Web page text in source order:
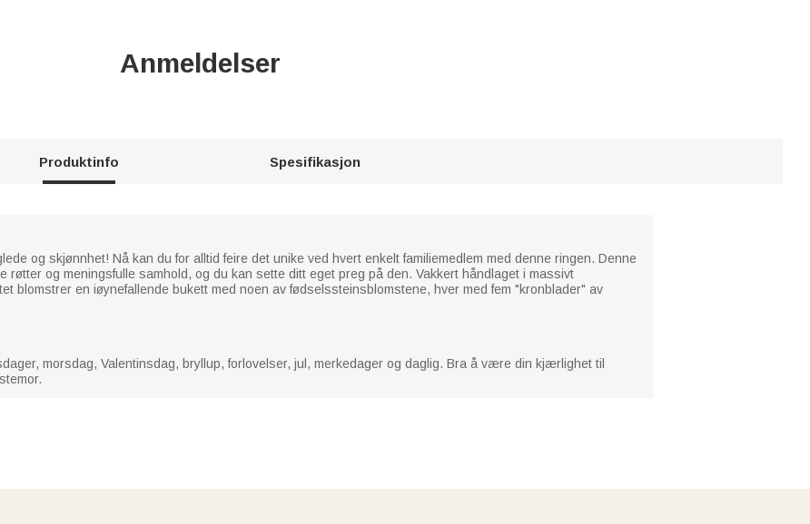
Anmeldelser
Produktinfo Spesifikasjon
og skjønnhet! Nå kan du for alltid feire det unike ved hvert enkelt familiemedlem med denne ringen. Denne
røtter og meningsfulle samhold, og du kan sette ditt eget preg på den. Vakkert håndlaget i massivt
blomstrer en iøynefallende bukett med noen av fødselssteinsblomstene, hver med fem "kronblader" av
morsdag, Valentinsdag, bryllup, forlovelser, jul, merkedager og daglig. Bra å være din kjærlighet til